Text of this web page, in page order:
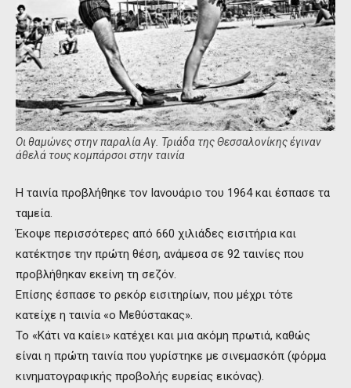
Οι θαμώνες στην παραλία Αγ. Τριάδα της Θεσσαλονίκης έγιναν
άθελά τους κομπάρσοι στην ταινία
Η ταινία προβλήθηκε τον Ιανουάριο του 1964 και έσπασε τα
ταμεία.
Έκοψε περισσότερες από 660 χιλιάδες εισιτήρια και
κατέκτησε την πρώτη θέση, ανάμεσα σε 92 ταινίες που
προβλήθηκαν εκείνη τη σεζόν.
Επίσης έσπασε το ρεκόρ εισιτηρίων, που μέχρι τότε
κατείχε η ταινία «ο Μεθύστακας».
Το «Κάτι να καίει» κατέχει και μια ακόμη πρωτιά, καθώς
είναι η πρώτη ταινία που γυρίστηκε με σινεμασκόπ (φόρμα
κινηματογραφικής προβολής ευρείας εικόνας).